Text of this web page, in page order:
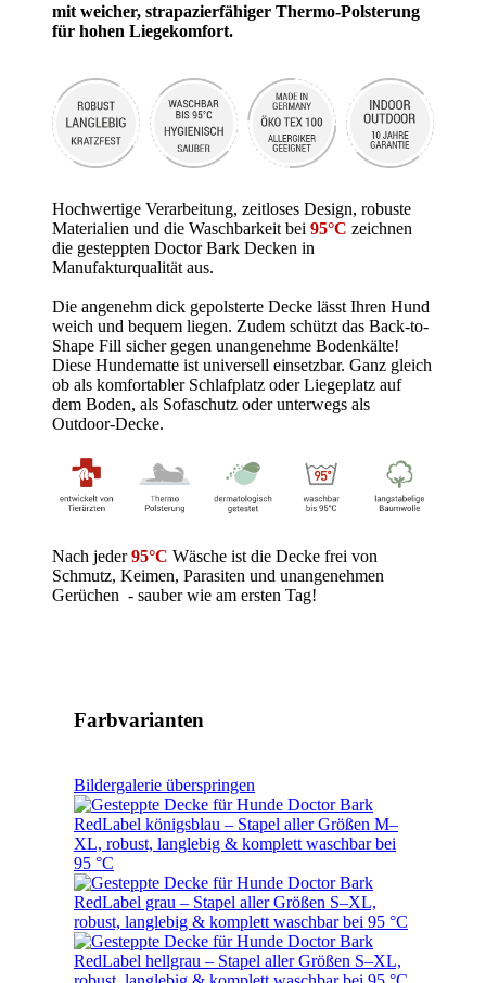
mit weicher, strapazierfähiger Thermo-Polsterung
für hohen Liegekomfort.
Hochwertige Verarbeitung, zeitloses Design, robuste
Materialien und die Waschbarkeit bei 95°C zeichnen
die gesteppten Doctor Bark Decken in
Manufakturqualität aus.
Die angenehm dick gepolsterte Decke lässt Ihren Hund
weich und bequem liegen. Zudem schützt das Back-to-
Shape Fill sicher gegen unangenehme Bodenkälte!
Diese Hundematte ist universell einsetzbar. Ganz gleich
ob als komfortabler Schlafplatz oder Liegeplatz auf
dem Boden, als Sofaschutz oder unterwegs als
Outdoor-Decke.
Nach jeder95°C Wäsche ist die Decke frei von
Schmutz, Keimen, Parasiten und unangenehmen
Gerüchen - sauber wie am ersten Tag!
Farbvarianten
Bildergalerie überspringen